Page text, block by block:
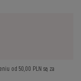
od50,00 PLN są za